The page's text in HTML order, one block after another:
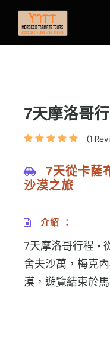
7天摩洛哥
(1
7天從卡薩
沙漠之旅
介紹 ：
7天摩洛哥行程 •
舍夫沙萬，梅克
漠，遊覽結束於